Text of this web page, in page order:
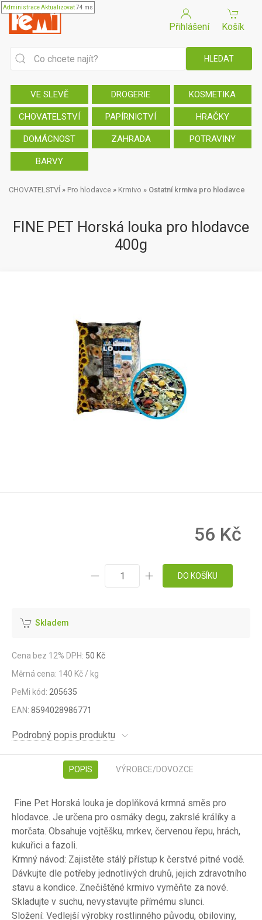
AdministraceAktualizovat74 ms
Přihlášení Košík
VE SLEVĚ DROGERIE KOSMETIKA
CHOVATELSTVÍ PAPÍRNICTVÍ HRAČKY
DOMÁCNOST ZAHRADA POTRAVINY
BARVY
CHOVATELSTVÍ » Pro hlodavce » Krmivo » Ostatní krmiva pro hlodavce
FINE PET Horská louka pro hlodavce
400g
56 Kč
DO KOŠÍKU
Skladem
Cena bez 12% DPH: 50 Kč
Měrná cena: 140 Kč / kg
PeMi kód: 205635
EAN: 8594028986771
Podrobný popis produktu
POPIS VÝROBCE/DOVOZCE
Fine Pet Horská louka je doplňková krmná směs pro
hlodavce. Je určena pro osmáky degu, zakrslé králíky a
morčata. Obsahuje vojtěšku, mrkev, červenou řepu, hrách,
kukuřici a fazoli.
Krmný návod: Zajistěte stálý přístup k čerstvé pitné vodě.
Dávkujte dle potřeby jednotlivých druhů, jejich zdravotního
stavu a kondice. Znečištěné krmivo vyměňte za nové.
Skladujte v suchu, nevystavujte přímému slunci.
Složení: Vedlejší výrobky rostlinného původu, obiloviny,